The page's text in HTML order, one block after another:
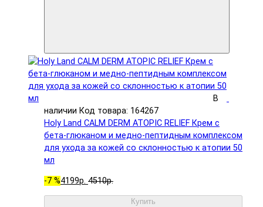
В
наличии Код товара: 164267
Holy Land CALM DERM ATOPIC RELIEF Крем с
бета-глюканом и медно-пептидным комплексом
для ухода за кожей со склонностью к атопии 50
мл
-7 %4199р. 4510р.
Купить